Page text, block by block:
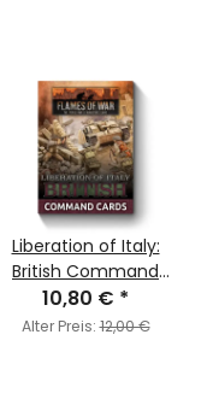
Liberation of Italy:
British Command
Cards
10,80 € *
Alter Preis:12,00 €